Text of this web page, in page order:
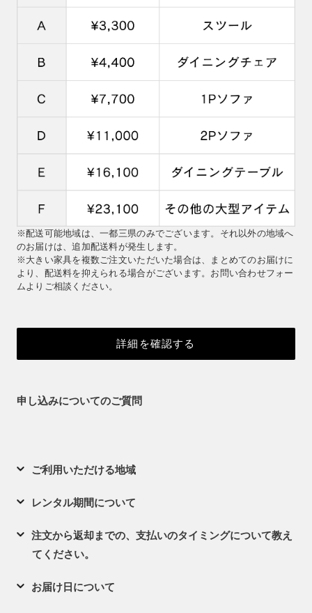
※配送可能地域は、一都三県のみでございます。それ以外の地域へ
のお届けは、追加配送料が発生します。
※大きい家具を複数ご注文いただいた場合は、まとめてのお届けに
より、配送料を抑えられる場合がございます。お問い合わせフォー
ムよりご相談ください。
詳細を確認する
申し込みについてのご質問
ご利用いただける地域
レンタル期間について
注文から返却までの、支払いのタイミングについて教え
てください。
お届け日について